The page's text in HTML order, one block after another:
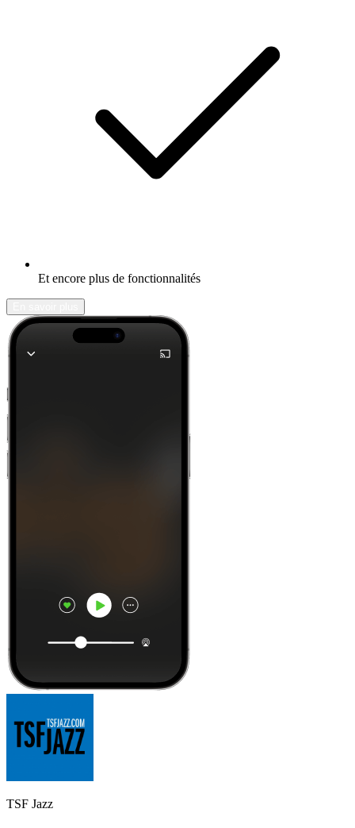
Et encore plus de fonctionnalités
TSF Jazz